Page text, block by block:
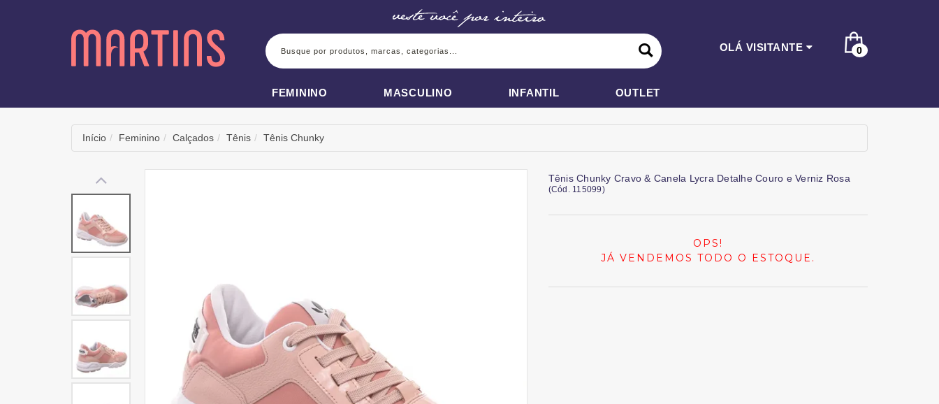
BUSCA
OLÁ VISITANTE 0
FEMININO MASCULINO INFANTIL OUTLET
Início Feminino Calçados Tênis Tênis Chunky
Tênis Chunky Cravo & Canela Lycra Detalhe Couro e Verniz Rosa
(Cód. 115099)
OPS!
JÁ VENDEMOS TODO O ESTOQUE.